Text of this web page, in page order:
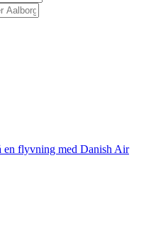
en flyvning med Danish Air